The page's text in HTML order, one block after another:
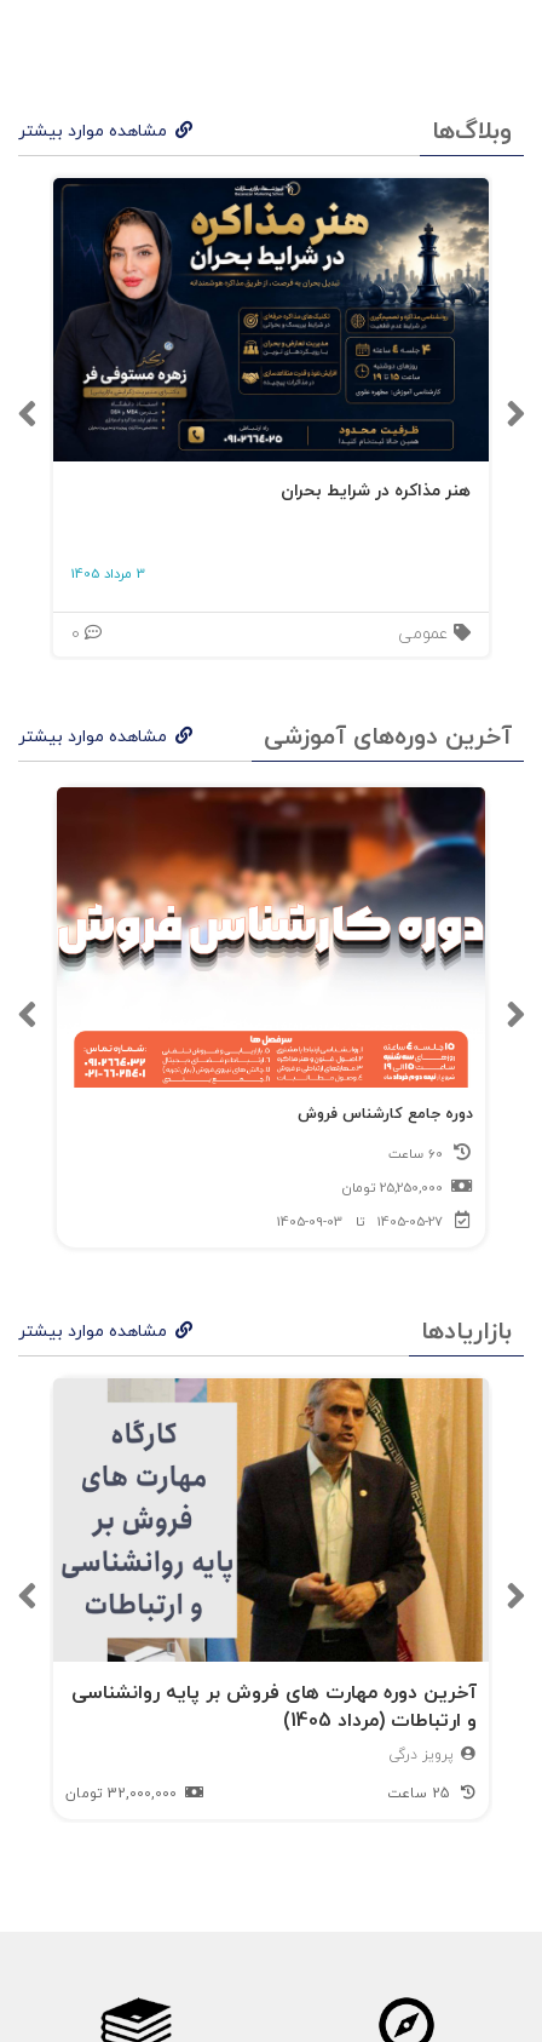
به مخاطبان خود برسانند مخاطبان این کتاب
هستند.
فهرست کتاب ایده عالی
مستدام - چاپ چهاردهم
آنچه ماندگار
می‌شودسادهغیرمنتظرهملموسمعتبراحساسیداستانی
سخن آخر
وبلاگ‌ها مشاهده موارد بیشتر
هنر مذاکره در شرایط بحران
3 مرداد 1405
عمومی
آخرین دوره‌های آموزشی مشاهده موارد بیشتر
دوره جامع کارشناس فروش
25,250,000 تومان
1405-05-27
تا 1405-09-03
بازاریادها مشاهده موارد بیشتر
آخرین دوره مهارت های فروش بر پایه روانشناسی
و ارتباطات (مرداد 1405)
پرویز درگی
32,000,000 تومان